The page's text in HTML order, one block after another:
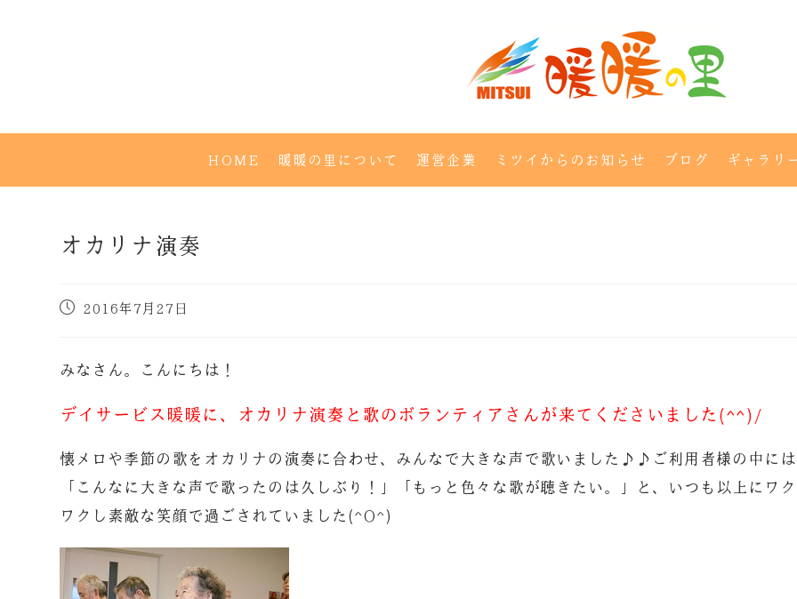
HOME 暖暖の里について 運営企業 ミツイからのお知らせ ブログ ギャラリ
オカリナ演奏
2016年7月27日
みなさん。こんにちは！
デイサービス暖暖に、オカリナ演奏と歌のボランティアさんが来てくださいました(^^)/
懐メロや季節の歌をオカリナの演奏に合わせ、みんなで大きな声で歌いました♪♪ご利用者様の中には
「こんなに大きな声で歌ったのは久しぶり！」「もっと色々な歌が聴きたい。」と、いつも以上にワク
ワクし素敵な笑顔で過ごされていました(^O^)